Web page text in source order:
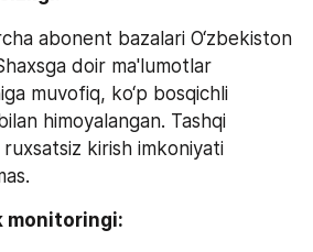
abonent bazalari O‘zbekiston
doir ma'lumotlar
muvofiq, ko‘p bosqichli
himoyalangan. Tashqi
kirish imkoniyati
monitoringi: